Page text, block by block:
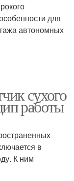
для
автономных
сухого
работы
в
К ним